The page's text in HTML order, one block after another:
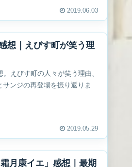
2019.06.03
想｜えびす町が笑う理
えびす町の人々が笑う理由、
ンジの再登場を振り返りま
2019.05.29
月康イエ」感想｜最期